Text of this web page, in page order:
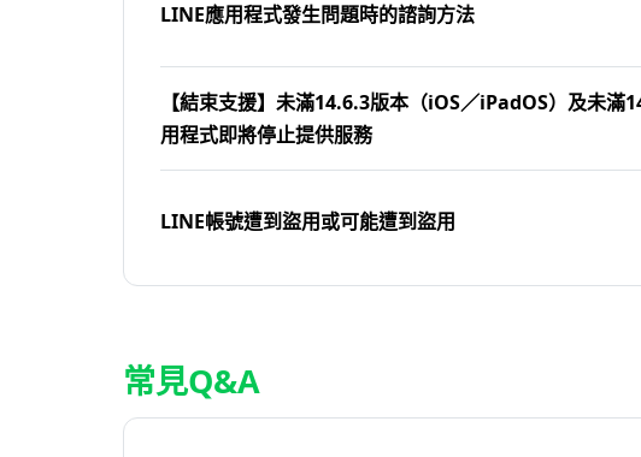
LINE應用程式發生問題時的諮詢方法
【結束支援】未滿14.6.3版本（iOS／iPadOS）及未
用程式即將停止提供服務
LINE帳號遭到盜用或可能遭到盜用
常見Q&A